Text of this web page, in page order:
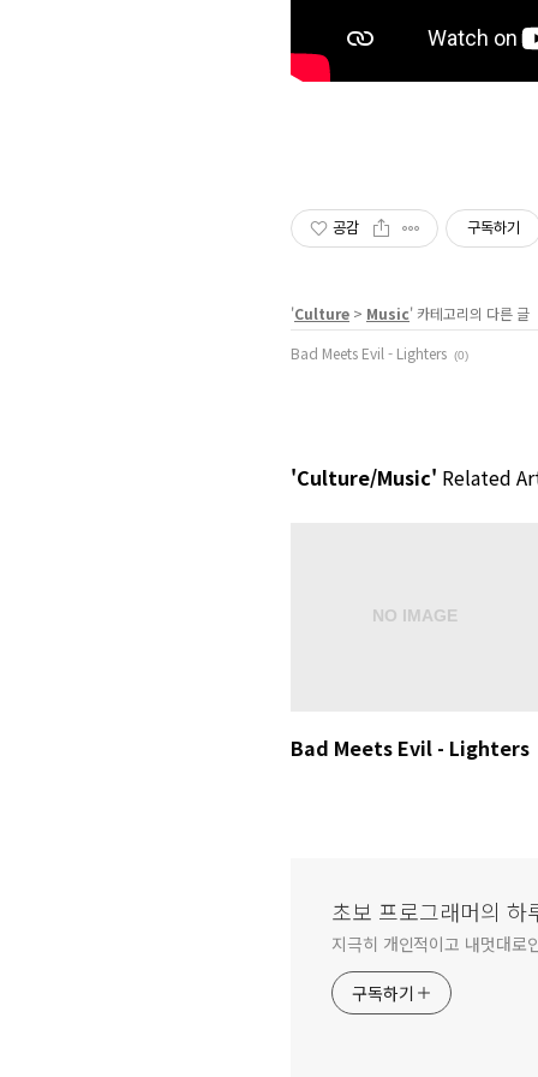
공감 구독하기
'Culture > Music' 카테고리의 다른 글
Bad Meets Evil - Lighters (0)
'Culture/Music' Related
Bad Meets Evil - Lighters
초보 프로그래머의 하
지극히 개인적이고 내멋대로
구독하기